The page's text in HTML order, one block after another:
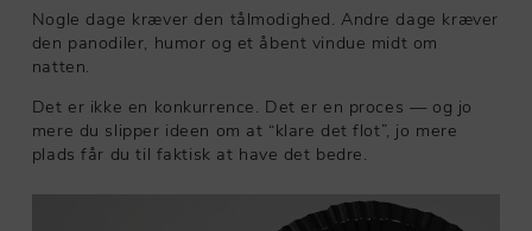
Nogle dage kræver den tålmodighed. Andre dage kræver
den panodiler, humor og et åbent vindue midt om
natten.
Det er ikke en konkurrence. Det er en proces — og jo
mere du slipper ideen om at “klare det flot”, jo mere
plads får du til faktisk at have det bedre.